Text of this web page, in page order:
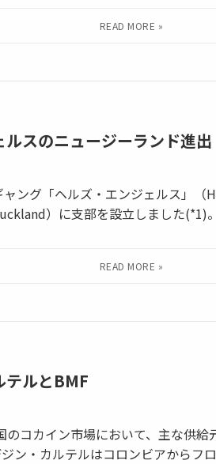
スのニュージーランド進出
ング「ヘルズ・エンジェルス」
）に支部を設立しました(*1)
テルとBMF
コカイン市場において、主な供
ン・カルテルはコロンビアからフ